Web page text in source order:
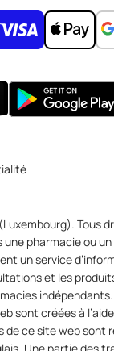
Tous
une pharmacie ou
un service
et les
sont créées à
ce site web sont